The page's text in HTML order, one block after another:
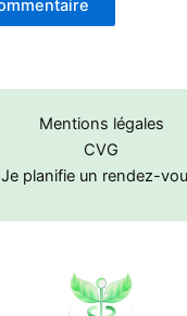
Mentions légales
CVG
Je planifie un rendez-